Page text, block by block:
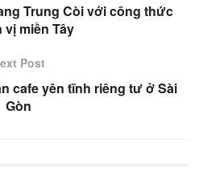
Trung Còi với công thức
vị miền Tây
Post
cafe yên tĩnh riêng tư ở Sài
Gòn